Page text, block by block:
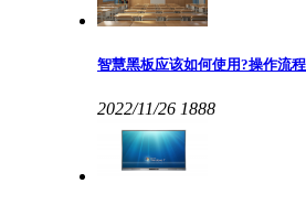
智慧黑板应该如何使用?操作流
2022/11/26 1888